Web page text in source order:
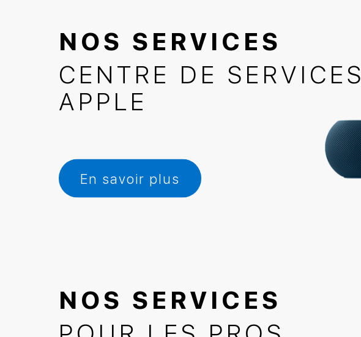
NOS SERVICES
CENTRE DE SERVICES
APPLE
En savoir plus
NOS SERVICES
CENTRE DE SERVICES
NOS SERVICES